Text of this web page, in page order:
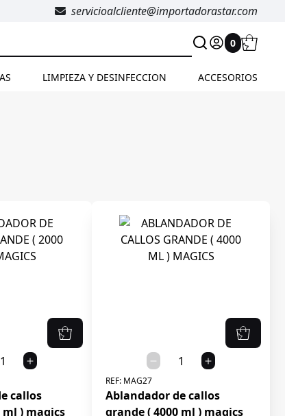
servicioalcliente@importadorastar.com
0
LIMPIEZA Y DESINFECCION ACCESORIOS
callos
ml ) magics
REF: MAG27
Ablandador de callos
grande ( 4000 ml ) magics